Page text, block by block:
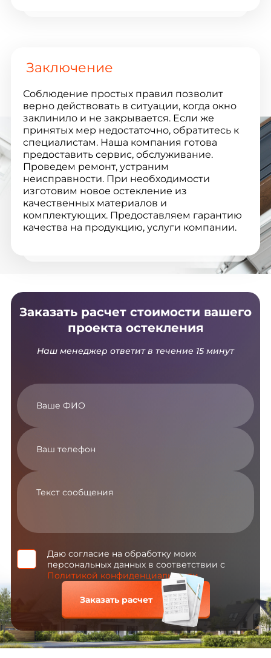
Заключение
Соблюдение простых правил позволит
верно действовать в ситуации, когда окно
заклинило и не закрывается. Если же
принятых мер недостаточно, обратитесь к
специалистам. Наша компания готова
предоставить сервис, обслуживание.
Проведем ремонт, устраним
неисправности. При необходимости
изготовим новое остекление из
качественных материалов и
комплектующих. Предоставляем гарантию
качества на продукцию, услуги компании.
Заказать расчет стоимости вашего
проекта остекления
Наш менеджер ответит в течение 15 минут
Даю согласие на обработку моих
персональных данных в соответствии с
Политикой конфиденциальности
Заказать расчет